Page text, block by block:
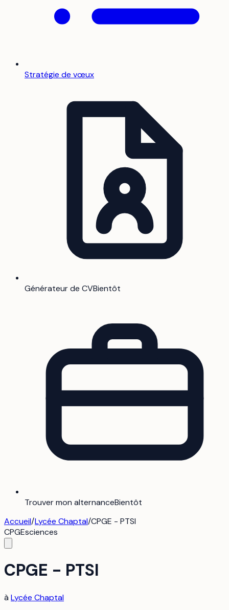
Stratégie de vœux
Générateur de CVBientôt
Trouver mon alternanceBientôt
Accueil/Lycée Chaptal/CPGE - PTSI
CPGEsciences
CPGE - PTSI
à Lycée Chaptal